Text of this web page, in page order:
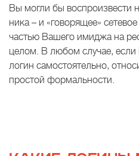
Вы могли бы воспроизвести
ника – и «говорящее»
частью Вашего имиджа на
целом. В любом случае,
логин самостоятельно,
простой формальности.